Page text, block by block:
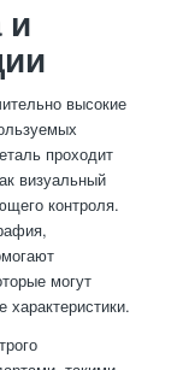
и
высокие
проходит
визуальный
контроля.
могут
характеристики.